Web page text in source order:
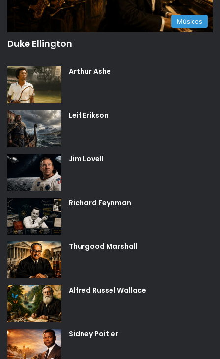
Músicos
Duke Ellington
Arthur Ashe
Leif Erikson
Jim Lovell
Richard Feynman
Thurgood Marshall
Alfred Russel Wallace
Sidney Poitier